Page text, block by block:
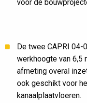
voor de
De twee CAPRI 04-
werkhoogte van 6,5
afmeting overal
ook geschikt voor
kanaalplaatvloeren.